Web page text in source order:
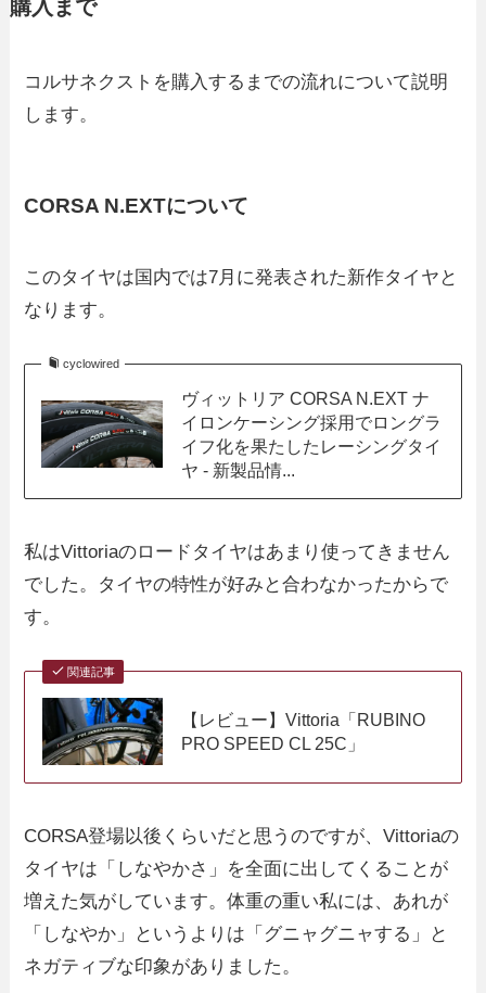
購入まで
コルサネクストを購入するまでの流れについて説明
します。
CORSA N.EXTについて
このタイヤは国内では7月に発表された新作タイヤと
なります。
cyclowired
ヴィットリア CORSA N.EXT ナ
イロンケーシング採用でロングラ
イフ化を果たしたレーシングタイ
ヤ - 新製品情...
私はVittoriaのロードタイヤはあまり使ってきません
でした。タイヤの特性が好みと合わなかったからで
す。
関連記事
【レビュー】Vittoria「RUBINO
PRO SPEED CL 25C」
CORSA登場以後くらいだと思うのですが、Vittoriaの
タイヤは「しなやかさ」を全面に出してくることが
増えた気がしています。体重の重い私には、あれが
「しなやか」というよりは「グニャグニャする」と
ネガティブな印象がありました。